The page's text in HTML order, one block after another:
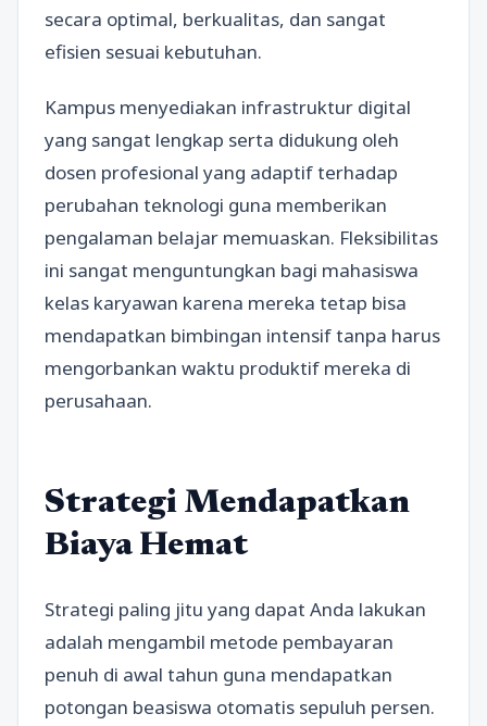
secara optimal, berkualitas, dan sangat
efisien sesuai kebutuhan.
Kampus menyediakan infrastruktur digital
yang sangat lengkap serta didukung oleh
dosen profesional yang adaptif terhadap
perubahan teknologi guna memberikan
pengalaman belajar memuaskan. Fleksibilitas
ini sangat menguntungkan bagi mahasiswa
kelas karyawan karena mereka tetap bisa
mendapatkan bimbingan intensif tanpa harus
mengorbankan waktu produktif mereka di
perusahaan.
Strategi Mendapatkan
Biaya Hemat
Strategi paling jitu yang dapat Anda lakukan
adalah mengambil metode pembayaran
penuh di awal tahun guna mendapatkan
potongan beasiswa otomatis sepuluh persen.